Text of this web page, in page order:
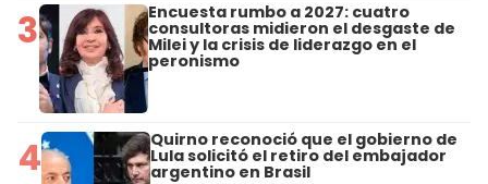
3 Encuesta rumbo a 2027: cuatro
consultoras midieron el desgaste de
Milei y la crisis de liderazgo en el
peronismo
4 Quirno reconoció que el gobierno de
Lula solicitó el retiro del embajador
argentino en Brasil